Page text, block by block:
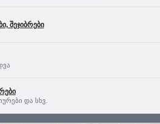
შეჯიბრები
და სხვ.